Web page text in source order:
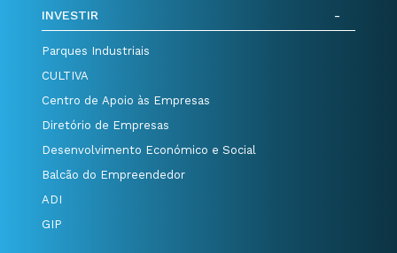
INVESTIR
Parques Industriais
CULTIVA
Centro de Apoio às Empresas
Diretório de Empresas
Desenvolvimento Económico e Social
Balcão do Empreendedor
ADI
GIP